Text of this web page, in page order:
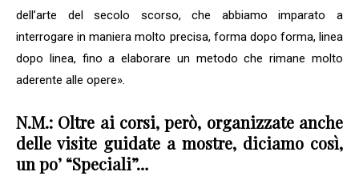
dell’arte del secolo scorso, che abbiamo imparato a
interrogare in maniera molto precisa, forma dopo forma, linea
dopo linea, fino a elaborare un metodo che rimane molto
aderente alle opere».
N.M.: Oltre ai corsi, però, organizzate anche
delle visite guidate a mostre, diciamo così,
un po’ “Speciali”…